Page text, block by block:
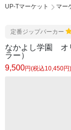
UP-Tマーケット マー
定番ジップパーカー
なかよし学園 オ
ラー）
9,500円(税込10,450円)